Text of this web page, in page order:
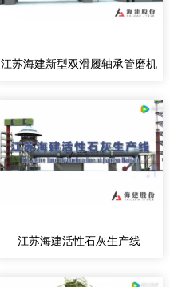
江苏海建新型双滑履轴承管磨机
江苏海建活性石灰生产线